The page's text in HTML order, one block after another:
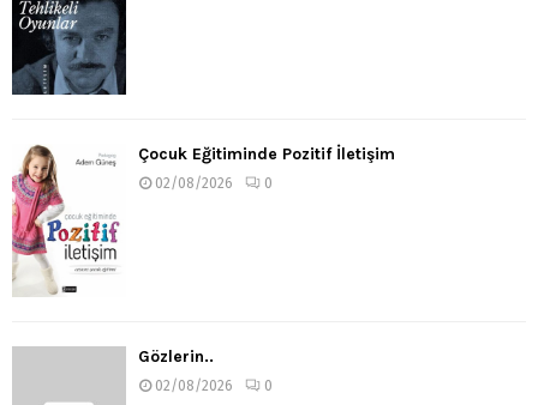
Çocuk Eğitiminde Pozitif İletişim
02/08/2026 0
Gözlerin..
02/08/2026 0